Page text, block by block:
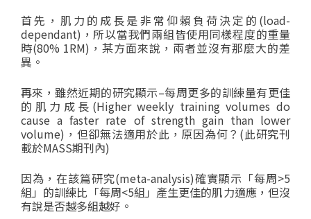
首先，肌力的成長是非常仰賴負荷決定的(load-
dependant)，所以當我們兩組皆使用同樣程度的重量
時(80% 1RM)，某方面來說，兩者並沒有那麼大的差
異。
再來，雖然近期的研究顯示–每周更多的訓練量有更佳
的肌力成長(Higher weekly training volumes do
cause a faster rate of strength gain than lower
volume)，但卻無法適用於此，原因為何？(此研究刊
載於MASS期刊內)
因為，在該篇研究(meta-analysis)確實顯示「每周>5
組」的訓練比「每周<5組」產生更佳的肌力適應，但沒
有說是否越多組越好。